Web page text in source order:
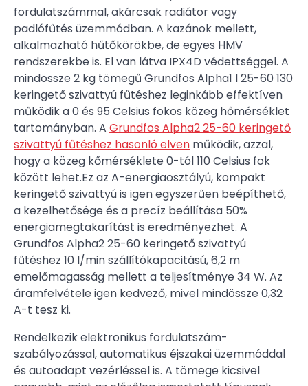
fordulatszámmal, akárcsak radiátor vagy
padlófűtés üzemmódban. A kazánok mellett,
alkalmazható hűtőkörökbe, de egyes HMV
rendszerekbe is. El van látva IPX4D védettséggel. A
mindössze 2 kg tömegű Grundfos Alpha1 l 25-60 130
keringető szivattyú fűtéshez leginkább effektíven
működik a 0 és 95 Celsius fokos közeg hőmérséklet
tartományban. A Grundfos Alpha2 25-60 keringető
szivattyú fűtéshez hasonló elven működik, azzal,
hogy a közeg kőmérséklete 0-tól 110 Celsius fok
között lehet.Ez az A-energiaosztályú, kompakt
keringető szivattyú is igen egyszerűen beépíthető,
a kezelhetősége és a precíz beállítása 50%
energiamegtakarítást is eredményezhet. A
Grundfos Alpha2 25-60 keringető szivattyú
fűtéshez 10 l/min szállítókapacitású, 6,2 m
emelőmagasság mellett a teljesítménye 34 W. Az
áramfelvétele igen kedvező, mivel mindössze 0,32
A-t tesz ki.
Rendelkezik elektronikus fordulatszám-
szabályozással, automatikus éjszakai üzemmóddal
és autoadapt vezérléssel is. A tömege kicsivel